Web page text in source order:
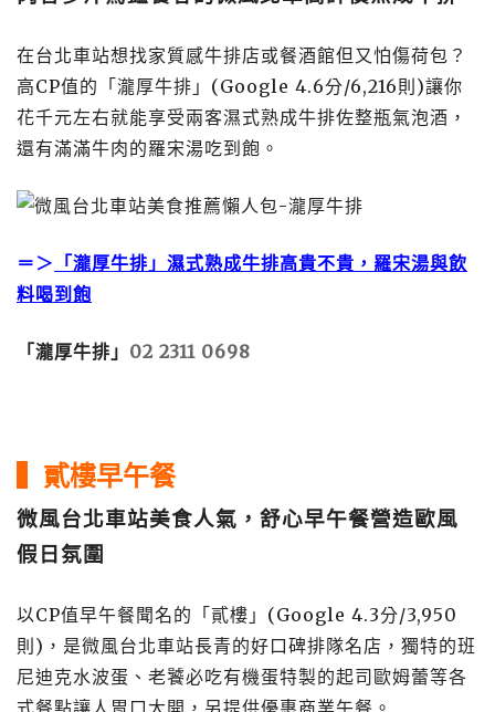
在台北車站想找家質感牛排店或餐酒館但又怕傷荷包？
高CP值的「瀧厚牛排」(Google 4.6分/6,216則)讓你
花千元左右就能享受兩客濕式熟成牛排佐整瓶氣泡酒，
還有滿滿牛肉的羅宋湯吃到飽。
＝＞
「瀧厚牛排」濕式熟成牛排高貴不貴，羅宋湯與飲
料喝到飽
「瀧厚牛排」 02 2311 0698
▍貳樓早午餐
微風台北車站美食人氣，舒心早午餐營造歐風
假日氛圍
以CP值早午餐聞名的「貳樓」(Google 4.3分/3,950
則)，是微風台北車站長青的好口碑排隊名店，獨特的班
尼迪克水波蛋、老饕必吃有機蛋特製的起司歐姆蕾等各
式餐點讓人胃口大開，另提供優惠商業午餐。